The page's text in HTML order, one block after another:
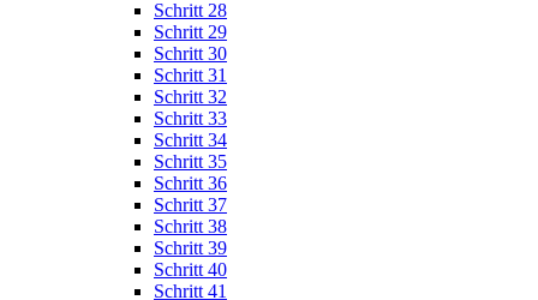
Schritt 28
Schritt 29
Schritt 30
Schritt 31
Schritt 32
Schritt 33
Schritt 34
Schritt 35
Schritt 36
Schritt 37
Schritt 38
Schritt 39
Schritt 40
Schritt 41